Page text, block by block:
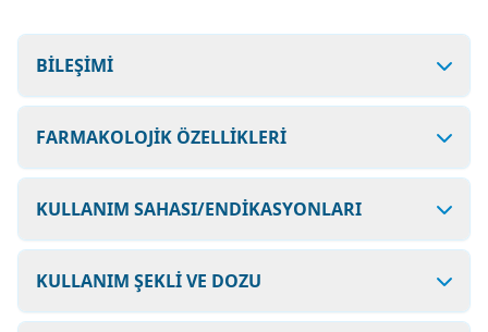
BİLEŞİMİ
FARMAKOLOJİK ÖZELLİKLERİ
KULLANIM SAHASI/ENDİKASYONLARI
KULLANIM ŞEKLİ VE DOZU